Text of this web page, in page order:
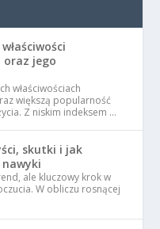
jego
właściwościach
większą popularność
Z niskim indeksem …
skutki i jak
ale kluczowy krok w
W obliczu rosnącej